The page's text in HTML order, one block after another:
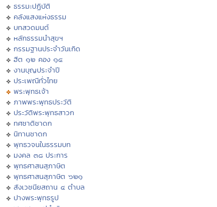
ธรรมะปฏิบัติ
คลังแสงแห่งธรรม
บทสวดมนต์
หลักธรรมนำสุขฯ
กรรมฐานประจำวันเกิด
ฮีต ๑๒ คอง ๑๔
งานบุญประจำปี
ประเพณีทั่วไทย
พระพุทธเจ้า
ภาพพระพุทธประวัติ
ประวัติพระพุทธสาวก
ทศชาติชาดก
นิทานชาดก
พุทธวจนในธรรมบท
มงคล ๓๘ ประการ
พุทธศาสนสุภาษิต
พุทธศาสนสุภาษิต ๖๒๑
สังเวชนียสถาน ๔ ตำบล
ปางพระพุทธรูป